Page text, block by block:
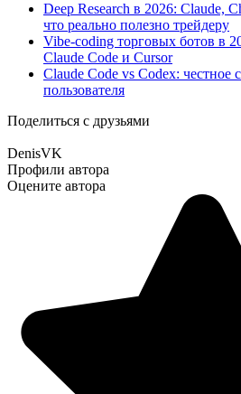
Deep Research в 2026: Claude,
что реально полезно трейдеру
Vibe-coding торговых ботов в
Claude Code и Cursor
Claude Code vs Codex: честное
пользователя
Поделиться с друзьями
DenisVK
Профили автора
Оцените автора